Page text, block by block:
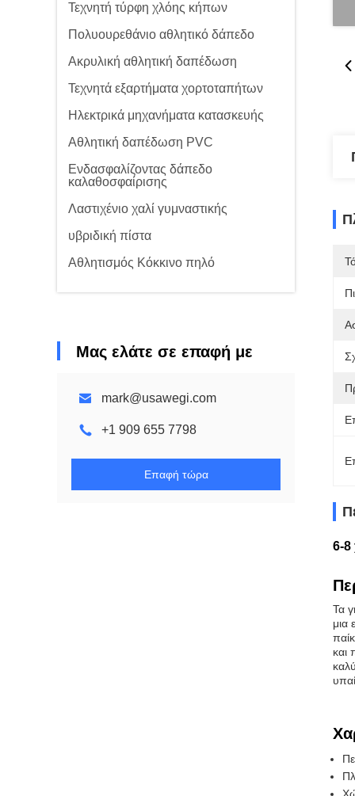
Τεχνητή τύρφη χλόης κήπων
Πολυουρεθάνιο αθλητικό δάπεδο
Ακρυλική αθλητική δαπέδωση
Τεχνητά εξαρτήματα χορτοταπήτων
Ηλεκτρικά μηχανήματα κατασκευής
Αθλητική δαπέδωση PVC
Ενδασφαλίζοντας δάπεδο
καλαθοσφαίρισης
Λαστιχένιο χαλί γυμναστικής
υβριδική πίστα
Αθλητισμός Κόκκινο πηλό
Μας ελάτε σε επαφή με
mark@usawegi.com
+1 909 655 7798
Επαφή τώρα
6-8
Τα
μια
και